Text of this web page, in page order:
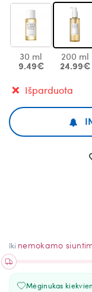
30 ml
9.49€
200 ml
24.99€
Išparduota
Iki nemokamo
Mėginukas